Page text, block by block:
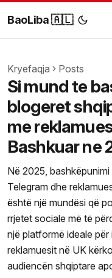
BaoLiba 🇦🇱
Kryefaqja Posts
Si mund te
blogeret
me
Bashkuar ne
Në 2025,
Telegram dhe
është një mundësi që
rrjetet sociale më të
një platformë ideale
reklamuesit në UK
audiencën shqiptare